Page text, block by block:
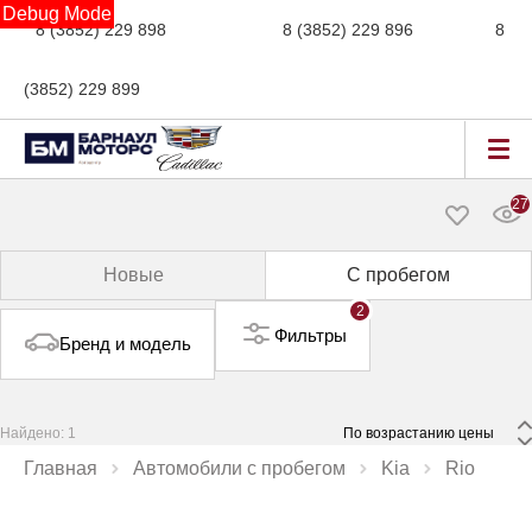
Debug Mode
8 (3852) 229 898 8 (3852) 229 896 8
(3852) 229 899
27
Новые С пробегом
Бренд и модель
2
Фильтры
Найдено: 1
Главная Автомобили с пробегом Kia Rio